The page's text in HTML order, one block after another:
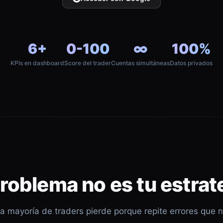
6+
KPIs en dashboard
0-100
Score del trader
∞
Cuentas simultáneas
100%
Datos privados
no es tu
mayoría de traders pierde porque repite errores que